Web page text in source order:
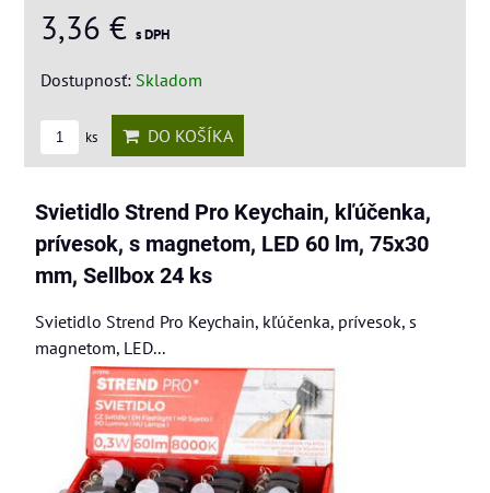
3,36 € s DPH
Dostupnosť: Skladom
ks DO KOŠÍKA
Svietidlo Strend Pro Keychain, kľúčenka,
prívesok, s magnetom, LED 60 lm, 75x30
mm, Sellbox 24 ks
Svietidlo Strend Pro Keychain, kľúčenka, prívesok, s
magnetom, LED...